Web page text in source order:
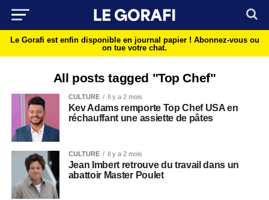
Le Gorafi est enfin disponible en journal papier ! Abonnez-vous ou
on tue votre chat.
All posts tagged "Top Chef"
CULTURE Il y a 2 mois
Kev Adams remporte Top Chef USA en
réchauffant une assiette de pâtes
CULTURE Il y a 2 mois
Jean Imbert retrouve du travail dans un
abattoir Master Poulet